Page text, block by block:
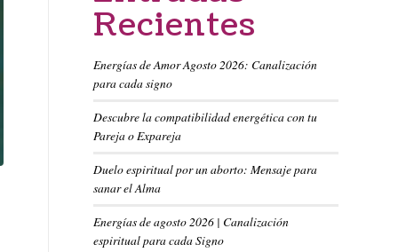
Recientes
Energías de Amor Agosto 2026: Canalización
para cada signo
Descubre la compatibilidad energética con tu
Pareja o Expareja
Duelo espiritual por un aborto: Mensaje para
sanar el Alma
Energías de agosto 2026 | Canalización
espiritual para cada Signo